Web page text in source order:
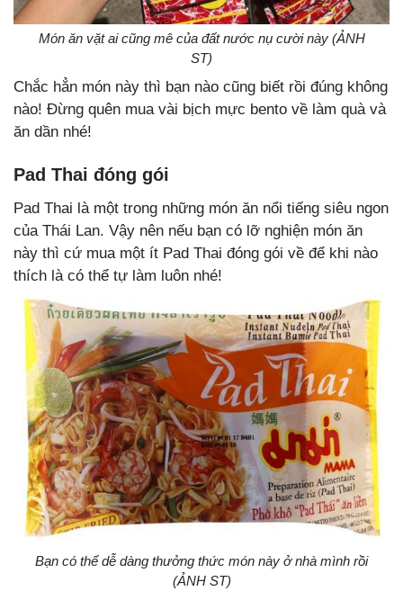
Món ăn vặt ai cũng mê của đất nước nụ cười này (ẢNH
ST)
Chắc hẳn món này thì bạn nào cũng biết rồi đúng không
nào! Đừng quên mua vài bịch mực bento về làm quà và
ăn dần nhé!
Pad Thai đóng gói
Pad Thai là một trong những món ăn nổi tiếng siêu ngon
của Thái Lan. Vậy nên nếu bạn có lỡ nghiện món ăn
này thì cứ mua một ít Pad Thai đóng gói về để khi nào
thích là có thể tự làm luôn nhé!
Bạn có thể dễ dàng thưởng thức món này ở nhà mình rồi
(ẢNH ST)